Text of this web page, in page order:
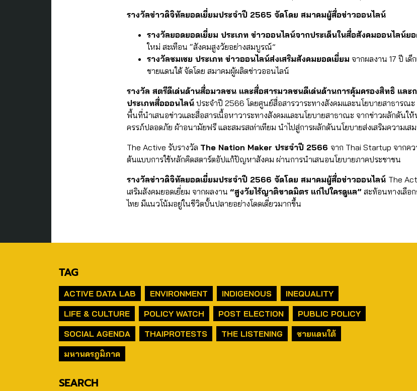
รางวัลข่าวดิจิทัลยอดเยี่ยมประจำปี 2565 จัดโดย สมาคมผู้สื่อข่าวออนไลน์
รางวัลยอดยอดเยี่ยม ประเภท ข่าวออนไลน์จากประเด็นในสื่อสังคมออนไลน์ยอ
ใหม่ สะเทือน “สังคมสูงวัยอย่างสมบูรณ์”
รางวัลชมเชย ประเภท ข่าวออนไลน์ส่งเสริมสังคมยอดเยี่ยม จากผลงาน 17 ปี เ
ชายแดนใต้ จัดโดย สมาคมผู้ผลิตข่าวออนไลน์
รางวัล สตรีดีเด่นด้านสื่อมวลชน และสื่อสารมวลชนดีเด่นด้านการคุ้มครองสิทธิ และ
ประเภทสื่อออนไลน์ ประจำปี 2566 โดยศูนย์สื่อสารวาระทางสังคมและนโยบายสาธารณะ
พื้นที่นำเสนอข่าวและสื่อสารเนื้อหาวาระทางสังคมและนโยบายสาธาณะ จากข่าวผลักดันใ
ครรภ์ปลอดภัย ผ้าอนามัยฟรี และสมรสเท่าเทียม นำไปสู่การผลักดันนโยบายส่งเสริมความเส
The Active รับรางวัล The Nation Maker ประจำปี 2566 จาก Thai Startup จากคว
ต้นแบบการใช้หลักคิดสตาร์ตอัปแก้ปัญหาสังคม ผ่านการนำเสนอนโยบายภาคประชาชน
รางวัลข่าวดิจิทัลยอดเยี่ยมประจำปี 2566 จัดโดย สมาคมผู้สื่อข่าวออนไลน์ The
เสริมสังคมยอดเยี่ยม จากผลงาน “สูงวัยไร้ญาติขาดมิตร แก่ไปใครดูแล” สะท้อนทางเลือ
ไทย มีแนวโน้มอยู่ในชีวิตบั้นปลายอย่างโดดเดี่ยวมากขึ้น
TAG
ACTIVE DATA LAB ENVIRONMENT INDIGENOUS
INEQUALITY
LIFE & CULTURE
POLICY WATCH POST ELECTION
PUBLIC POLICY
SOCIAL AGENDA
THAIPROTESTS THE LISTENING
ชายแดนใต้
มหานครภูมิภาค
SEARCH